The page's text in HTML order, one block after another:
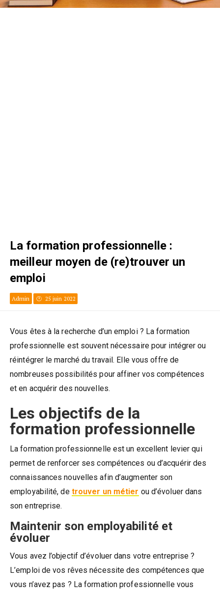
La formation professionnelle :
meilleur moyen de (re)trouver un
emploi
Admin 25 juin 2022
Vous êtes à la recherche d’un emploi ? La formation
professionnelle est souvent nécessaire pour intégrer ou
réintégrer le marché du travail. Elle vous offre de
nombreuses possibilités pour affiner vos compétences
et en acquérir des nouvelles.
Les objectifs de la
formation professionnelle
La formation professionnelle est un excellent levier qui
permet de renforcer ses compétences ou d’acquérir des
connaissances nouvelles afin d’augmenter son
employabilité, de trouver un métier ou d’évoluer dans
son entreprise.
Maintenir son employabilité et
évoluer
Vous avez l’objectif d’évoluer dans votre entreprise ?
L’emploi de vos rêves nécessite des compétences que
vous n’avez pas ? La formation professionnelle vous